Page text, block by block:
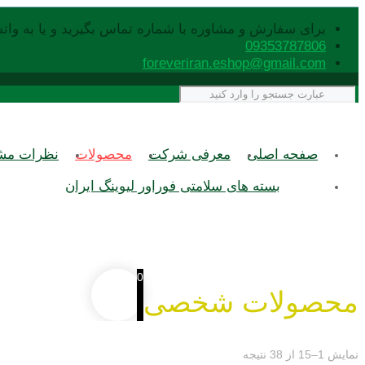
برای سفارش و مشاوره با شماره تماس بگیرید و یا به
09353787806
foreveriran.eshop@gmail.com
صفحه اصلی معرفی شرکت محصولات نظرات
بسته های سلامتی فوراور لیوینگ ایران
محصولات شخصی
نمایش 1–15 از 38 نتیجه
0